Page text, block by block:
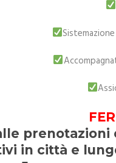
in città e